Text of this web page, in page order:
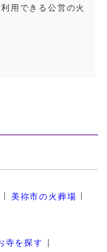
用できる公営の火
美祢市の火葬場
寺を探す